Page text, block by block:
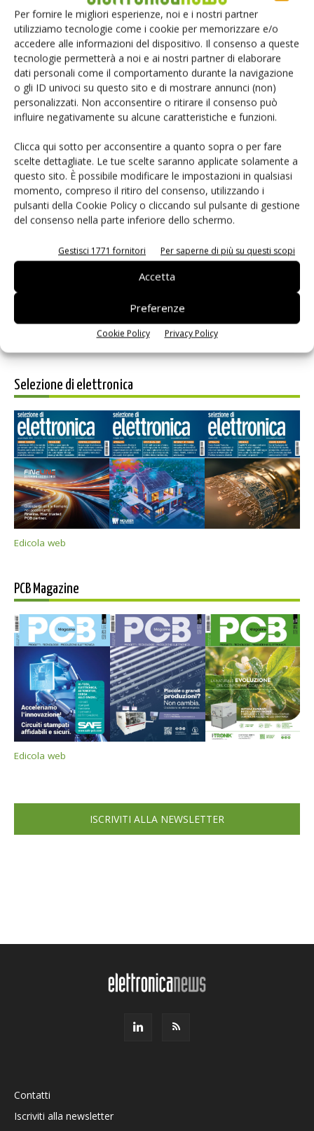
Per fornire le migliori esperienze, noi e i nostri partner
utilizziamo tecnologie come i cookie per memorizzare e/o
accedere alle informazioni del dispositivo. Il consenso a queste
tecnologie permetterà a noi e ai nostri partner di elaborare
dati personali come il comportamento durante la navigazione
o gli ID univoci su questo sito e di mostrare annunci (non)
personalizzati. Non acconsentire o ritirare il consenso può
influire negativamente su alcune caratteristiche e funzioni.
Clicca qui sotto per acconsentire a quanto sopra o per fare
scelte dettagliate. Le tue scelte saranno applicate solamente a
questo sito. È possibile modificare le impostazioni in qualsiasi
momento, compreso il ritiro del consenso, utilizzando i
pulsanti della Cookie Policy o cliccando sul pulsante di gestione
del consenso nella parte inferiore dello schermo.
Gestisci 1771 fornitori Per saperne di più su questi scopi
Accetta
Preferenze
Cookie Policy Privacy Policy
prossimi commenti.
Selezione di elettronica
Edicola web
PCB Magazine
Edicola web
ISCRIVITI ALLA NEWSLETTER
Contatti
Iscriviti alla newsletter